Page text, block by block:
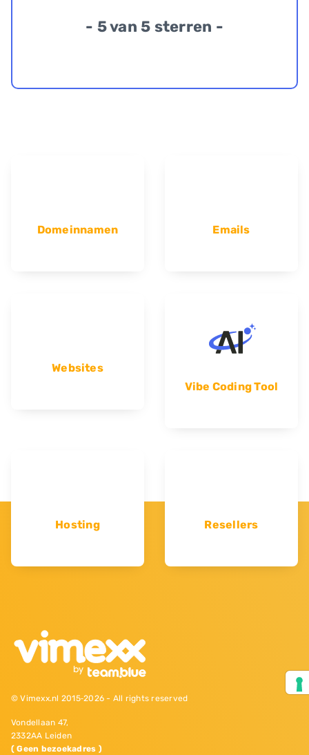
- 5 van 5 sterren -
Domeinnamen Emails
Websites
Vibe Coding Tool
Hosting Resellers
© Vimexx.nl 2015‐2026 - All rights reserved
Vondellaan 47,
2332AA Leiden
( Geen bezoekadres )